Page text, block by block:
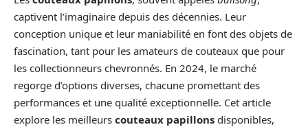
captivent l’imaginaire depuis des décennies. Leur
conception unique et leur maniabilité en font des objets de
fascination, tant pour les amateurs de couteaux que pour
les collectionneurs chevronnés. En 2024, le marché
regorge d’options diverses, chacune promettant des
performances et une qualité exceptionnelle. Cet article
explore les meilleurs couteaux papillons disponibles,